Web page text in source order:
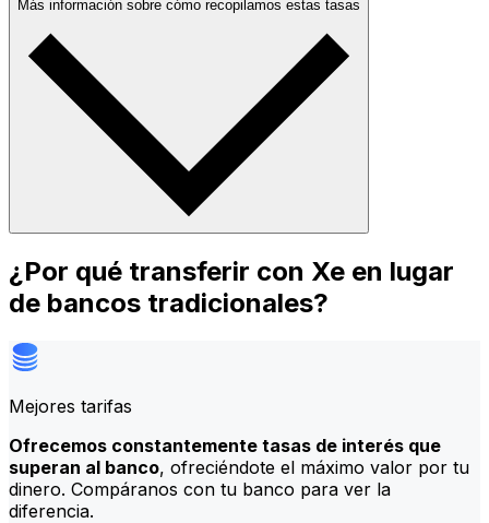
Más información sobre cómo recopilamos estas tasas
¿Por qué transferir con Xe en lugar
de bancos tradicionales?
Mejores tarifas
Ofrecemos constantemente tasas de interés que
superan al banco, ofreciéndote el máximo valor por tu
dinero. Compáranos con tu banco para ver la
diferencia.